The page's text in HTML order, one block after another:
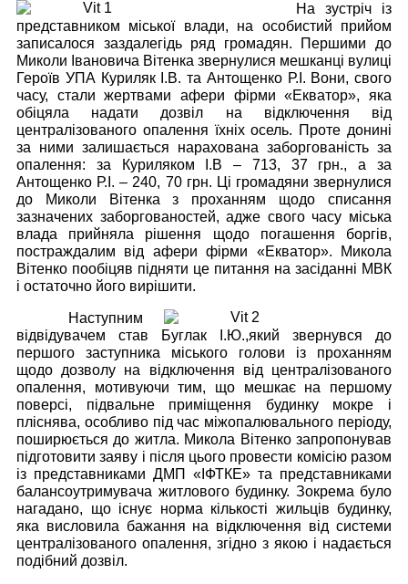
На зустріч із
представником міської влади, на особистий прийом
записалося заздалегідь ряд громадян. Першими до
Миколи Івановича Вітенка звернулися мешканці вулиці
Героїв УПА Куриляк І.В. та Антощенко Р.І. Вони, свого
часу, стали жертвами афери фірми «Екватор», яка
обіцяла надати дозвіл на відключення від
централізованого опалення їхніх осель. Проте донині
за ними залишається нарахована заборгованість за
опалення: за Куриляком І.В – 713, 37 грн., а за
Антощенко Р.І. – 240, 70 грн. Ці громадяни звернулися
до Миколи Вітенка з проханням щодо списання
зазначених заборгованостей, адже свого часу міська
влада прийняла рішення щодо погашення боргів,
постраждалим від афери фірми «Екватор». Микола
Вітенко пообіцяв підняти це питання на засіданні МВК
і остаточно його вирішити.
Наступним
відвідувачем став Буглак І.Ю.,який звернувся до
першого заступника міського голови із проханням
щодо дозволу на відключення від централізованого
опалення, мотивуючи тим, що мешкає на першому
поверсі, підвальне приміщення будинку мокре і
пліснява, особливо під час міжопалювального періоду,
поширюється до житла. Микола Вітенко запропонував
підготовити заяву і після цього провести комісію разом
із представниками ДМП «ІФТКЕ» та представниками
балансоутримувача житлового будинку. Зокрема було
нагадано, що існує норма кількості жильців будинку,
яка висловила бажання на відключення від системи
централізованого опалення, згідно з якою і надається
подібний дозвіл.